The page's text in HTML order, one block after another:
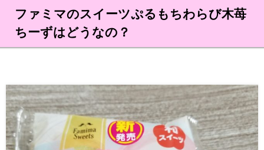
ファミマのスイーツぷるもちわらび木苺
ちーずはどうなの？